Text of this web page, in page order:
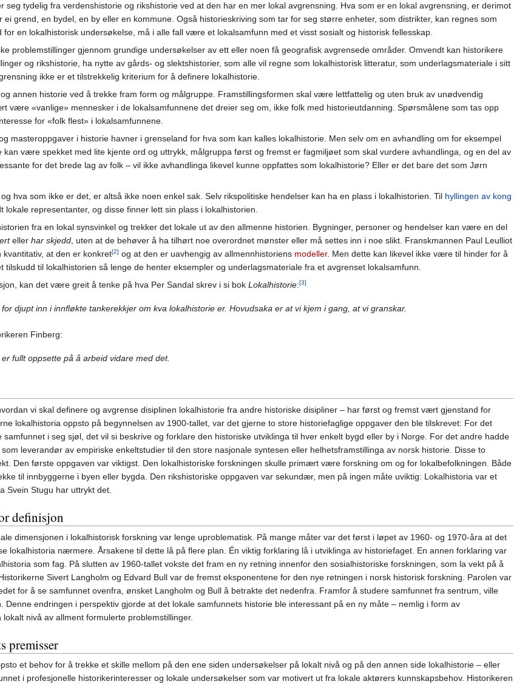
seg tydelig fra verdenshistorie og rikshistorie ved at den har en mer lokal avgrensning. Hva som er en lokal avgrensning, er derimot
grend, en bydel, en by eller en kommune. Også historieskriving som tar for seg større enheter, som distrikter, kan regnes som
en lokalhistorisk undersøkelse, må i alle fall være et lokalsamfunn med et visst sosialt og historisk fellesskap.
problemstillinger gjennom grundige undersøkelser av ett eller noen få geografisk avgrensede områder. Omvendt kan historikere
og rikshistorie, ha nytte av gårds- og slektshistorier, som alle vil regne som lokalhistorisk litteratur, som underlagsmateriale i sitt
ikke er et tilstrekkelig kriterium for å definere lokalhistorie.
annen historie ved å trekke fram form og målgruppe. Framstillingsformen skal være lettfattelig og uten bruk av unødvendig
være «vanlige» mennesker i de lokalsamfunnene det dreier seg om, ikke folk med historieutdanning. Spørsmålene som tas opp
for «folk flest» i lokalsamfunnene.
masteroppgaver i historie havner i grenseland for hva som kan kalles lokalhistorie. Men selv om en avhandling om for eksempel
være spekket med lite kjente ord og uttrykk, målgruppa først og fremst er fagmiljøet som skal vurdere avhandlinga, og en del av
for det brede lag av folk – vil ikke avhandlinga likevel kunne oppfattes som lokalhistorie? Eller er det bare det som Jørn
hva som ikke er det, er altså ikke noen enkel sak. Selv rikspolitiske hendelser kan ha en plass i lokalhistorien. Til hyllingen av kong
lokale representanter, og disse finner lett sin plass i lokalhistorien.
fra en lokal synsvinkel og trekker det lokale ut av den allmenne historien. Bygninger, personer og hendelser kan være en del
eller har skjedd, uten at de behøver å ha tilhørt noe overordnet mønster eller må settes inn i noe slikt. Franskmannen Paul Leulliot
at den er konkret[2] og at den er uavhengig av allmennhistoriens modeller. Men dette kan likevel ikke være til hinder for å
tilskudd til lokalhistorien så lenge de henter eksempler og underlagsmateriale fra et avgrenset lokalsamfunn.
kan det være greit å tenke på hva Per Sandal skrev i si bok Lokalhistorie:[3]
djupt inn i innfløkte tankerekkjer om kva lokalhistorie er. Hovudsaka er at vi kjem i gang, at vi granskar.
Finberg:
fullt oppsette på å arbeid vidare med det.
vi skal definere og avgrense disiplinen lokalhistorie fra andre historiske disipliner – har først og fremst vært gjenstand for
lokalhistoria oppsto på begynnelsen av 1900-tallet, var det gjerne to store historiefaglige oppgaver den ble tilskrevet: For det
i seg sjøl, det vil si beskrive og forklare den historiske utviklinga til hver enkelt bygd eller by i Norge. For det andre hadde
leverandør av empiriske enkeltstudier til den store nasjonale syntesen eller helhetsframstillinga av norsk historie. Disse to
Den første oppgaven var viktigst. Den lokalhistoriske forskningen skulle primært være forskning om og for lokalbefolkningen. Både
til innbyggerne i byen eller bygda. Den rikshistoriske oppgaven var sekundær, men på ingen måte uviktig: Lokalhistoria var et
Svein Stugu har uttrykt det.
definisjon
dimensjonen i lokalhistorisk forskning var lenge uproblematisk. På mange måter var det først i løpet av 1960- og 1970-åra at det
lokalhistoria nærmere. Årsakene til dette lå på flere plan. Én viktig forklaring lå i utviklinga av historiefaget. En annen forklaring var
som fag. På slutten av 1960-tallet vokste det fram en ny retning innenfor den sosialhistoriske forskningen, som la vekt på å
Sivert Langholm og Edvard Bull var de fremst eksponentene for den nye retningen i norsk historisk forskning. Parolen var
for å se samfunnet ovenfra, ønsket Langholm og Bull å betrakte det nedenfra. Framfor å studere samfunnet fra sentrum, ville
Denne endringen i perspektiv gjorde at det lokale samfunnets historie ble interessant på en ny måte – nemlig i form av
nivå av allment formulerte problemstillinger.
premisser
et behov for å trekke et skille mellom på den ene siden undersøkelser på lokalt nivå og på den annen side lokalhistorie – eller
i profesjonelle historikerinteresser og lokale undersøkelser som var motivert ut fra lokale aktørers kunnskapsbehov. Historikeren